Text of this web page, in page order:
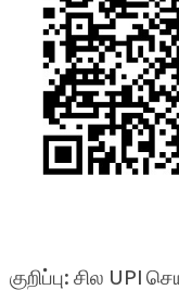
குறிப்பு: சில UPI